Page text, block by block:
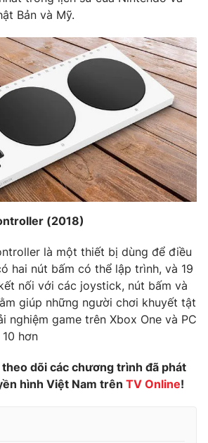
Bản và Mỹ.
(2018)
là một thiết bị dùng để điều
hai nút bấm có thể lập trình, và 19
nối với các joystick, nút bấm và
giúp những người chơi khuyết tật
nghiệm game trên Xbox One và PC
hơn
dõi các chương trình đã phát
hình Việt Nam trên TV Online!